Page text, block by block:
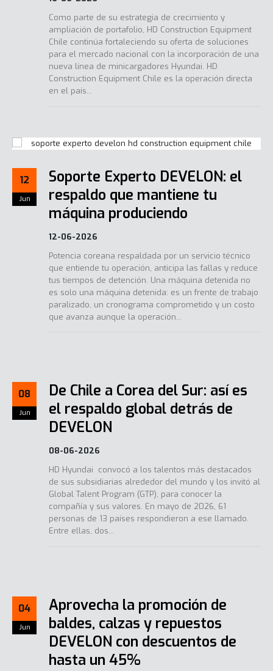
Como parte de su estrategia de crecimiento y
ampliación de portafolio, HD Construction Equipment
Chile continúa fortaleciendo su oferta de soluciones
para el mercado nacional con la incorporación de una
nueva línea de minicargadores Hyundai. HD
Construction Equipment Chile es la operación directa
en el país...
12
Jun
Soporte Experto DEVELON: el
respaldo que mantiene tu
máquina produciendo
12-06-2026
Potencia coreana respaldada por un servicio técnico
que entiende tu operación, anticipa las fallas y reduce
tus tiempos de detención. Una máquina detenida no
es solo una máquina detenida: es un frente de trabajo
paralizado, un cronograma comprometido y un costo
que avanza aunque la operación...
08
Jun
De Chile a Corea del Sur: así es
el respaldo global detrás de
DEVELON
08-06-2026
HD Hyundai convocó a los talentos más destacados
de sus subsidiarias alrededor del mundo y los invitó al
Global Talent Program (GTP), para conocer la
compañía y sus valores. En mayo de 2026, 61
personas de 13 países respondieron a ese llamado.
Entre ellas, dos...
04
Jun
Aprovecha la promoción de
baldes, calzas y repuestos
DEVELON con descuentos de
hasta un 45%